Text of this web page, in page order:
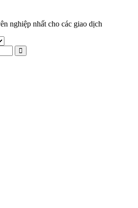
nghiệp nhất cho các giao dịch